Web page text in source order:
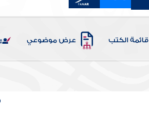
قائمة الكتب عرض موضوعي